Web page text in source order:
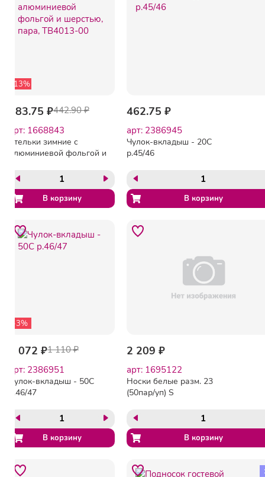
-13%
383.75 ₽442.90 ₽
арт: 1668843
Стельки зимние с
алюминиевой фольгой и
462.75 ₽
арт: 2386945
Чулок-вкладыш - 20С
р.45/46
-3%
1 072 ₽1 110 ₽
арт: 2386951
Чулок-вкладыш - 50С
р.46/47
2 209 ₽
арт: 1695122
Носки белые разм. 23
(50пар/уп) S